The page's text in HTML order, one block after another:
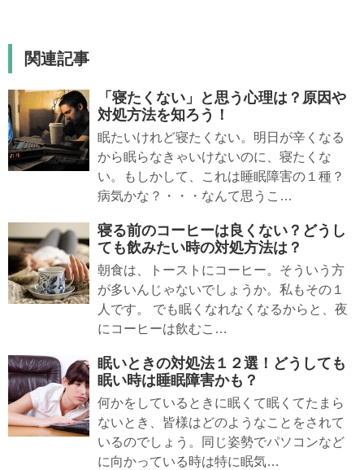
関連記事
「寝たくない」と思う心理は？原因や
対処方法を知ろう！
眠たいけれど寝たくない。明日が辛くなる
から眠らなきゃいけないのに、寝たくな
い。もしかして、これは睡眠障害の１種？
病気かな？・・・なんて思うこ…
寝る前のコーヒーは良くない？どうし
ても飲みたい時の対処方法は？
朝食は、トーストにコーヒー。そういう方
が多いんじゃないでしょうか。私もその１
人です。 でも眠くなれなくなるからと、夜
にコーヒーは飲むこ…
眠いときの対処法１２選！どうしても
眠い時は睡眠障害かも？
何かをしているときに眠くて眠くてたまら
ないとき、皆様はどのようなことをされて
いるのでしょう。同じ姿勢でパソコンなど
に向かっている時は特に眠気…